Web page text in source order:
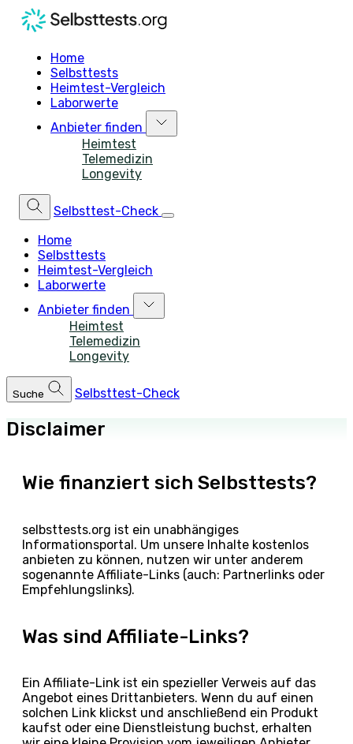
Home
Selbsttests
Heimtest-Vergleich
Laborwerte
Anbieter finden
Heimtest
Telemedizin
Longevity
Selbsttest-Check
Home
Selbsttests
Heimtest-Vergleich
Laborwerte
Anbieter finden
Heimtest
Telemedizin
Longevity
Suche Selbsttest-Check
Disclaimer
Wie finanziert sich Selbsttests?
selbsttests.org ist ein unabhängiges
Informationsportal. Um unsere Inhalte kostenlos
anbieten zu können, nutzen wir unter anderem
sogenannte Affiliate-Links (auch: Partnerlinks oder
Empfehlungslinks).
Was sind Affiliate-Links?
Ein Affiliate-Link ist ein spezieller Verweis auf das
Angebot eines Drittanbieters. Wenn du auf einen
solchen Link klickst und anschließend ein Produkt
kaufst oder eine Dienstleistung buchst, erhalten